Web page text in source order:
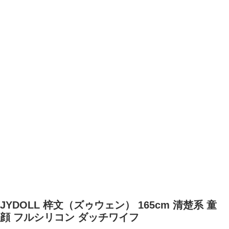
JYDOLL 梓文（ズゥウェン） 165cm 清楚系 童
顔 フルシリコン ダッチワイフ